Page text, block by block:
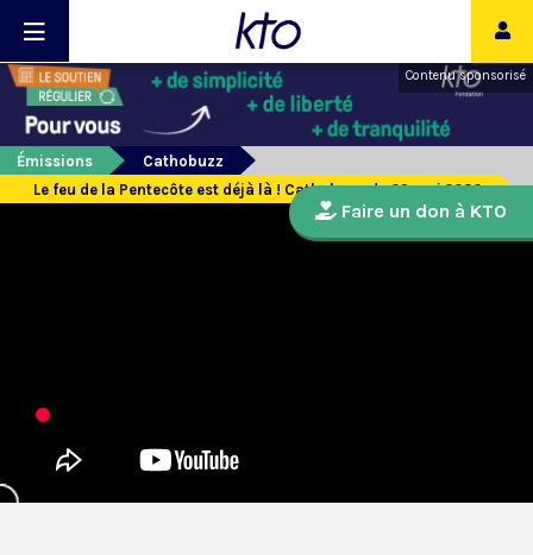
Contenu sponsorisé
Émissions
Cathobuzz
Le feu de la Pentecôte est déjà là ! Cathobuzz du 29 mai 2020
Faire un don à KTO